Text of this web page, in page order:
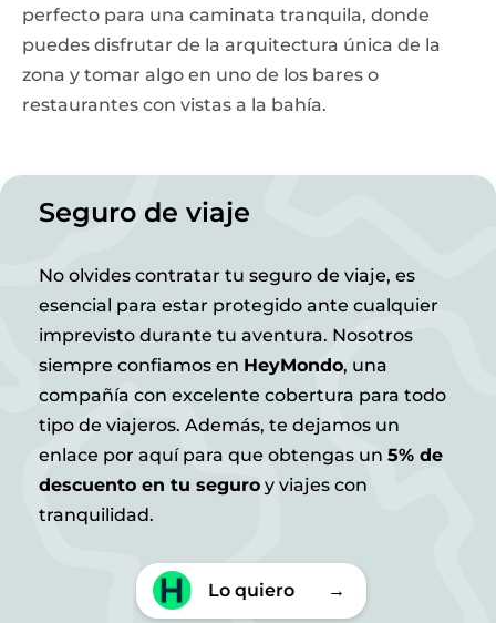
perfecto para una caminata tranquila, donde
puedes disfrutar de la arquitectura única de la
zona y tomar algo en uno de los bares o
restaurantes con vistas a la bahía.
Seguro de viaje
No olvides contratar tu seguro de viaje, es
esencial para estar protegido ante cualquier
imprevisto durante tu aventura. Nosotros
siempre confiamos en HeyMondo, una
compañía con excelente cobertura para todo
tipo de viajeros. Además, te dejamos un
enlace por aquí para que obtengas un 5% de
descuento en tu seguro y viajes con
tranquilidad.
Lo quiero →